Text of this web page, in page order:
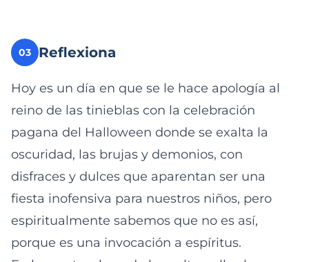
03 Reflexiona
Hoy es un día en que se le hace apología al
reino de las tinieblas con la celebración
pagana del Halloween donde se exalta la
oscuridad, las brujas y demonios, con
disfraces y dulces que aparentan ser una
fiesta inofensiva para nuestros niños, pero
espiritualmente sabemos que no es así,
porque es una invocación a espíritus.